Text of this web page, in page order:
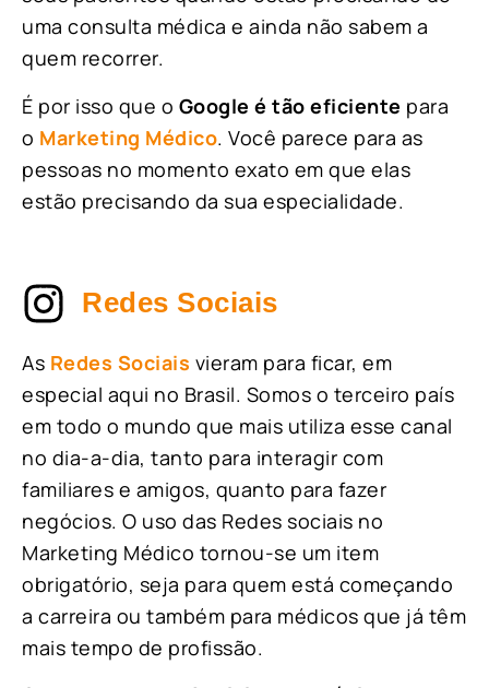
uma consulta médica e ainda não sabem a
quem recorrer.
É por isso que o Google é tão eficiente para
o Marketing Médico. Você parece para as
pessoas no momento exato em que elas
estão precisando da sua especialidade.
Redes Sociais
As Redes Sociais vieram para ficar, em
especial aqui no Brasil. Somos o terceiro país
em todo o mundo que mais utiliza esse canal
no dia-a-dia, tanto para interagir com
familiares e amigos, quanto para fazer
negócios. O uso das Redes sociais no
Marketing Médico tornou-se um item
obrigatório, seja para quem está começando
a carreira ou também para médicos que já têm
mais tempo de profissão.